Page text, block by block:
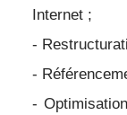
Internet ;
-
-
-